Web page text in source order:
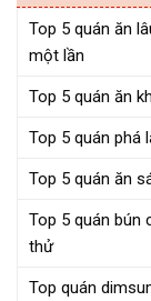
Top 5 quán ăn
một lần
Top 5 quán ăn
Top 5 quán phá
Top 5 quán ăn
Top 5 quán bún
thử
Top quán